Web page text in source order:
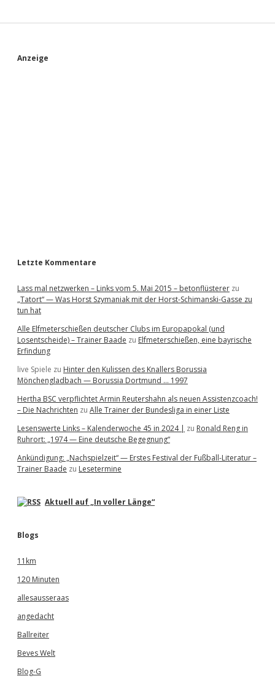
S
Anzeige
Letzte Kommentare
Lass mal netzwerken – Links vom 5. Mai 2015 – betonflüsterer zu
„Tatort“ — Was Horst Szymaniak mit der Horst-Schimanski-Gasse zu
tun hat
Alle Elfmeterschießen deutscher Clubs im Europapokal (und
Losentscheide) – Trainer Baade zu Elfmeterschießen, eine bayrische
Erfindung
live Spiele zu Hinter den Kulissen des Knallers Borussia
Mönchengladbach — Borussia Dortmund … 1997
Hertha BSC verpflichtet Armin Reutershahn als neuen Assistenzcoach!
– Die Nachrichten zu Alle Trainer der Bundesliga in einer Liste
Lesenswerte Links – Kalenderwoche 45 in 2024 | zu Ronald Reng in
Ruhrort: „1974 — Eine deutsche Begegnung“
Ankündigung: „Nachspielzeit“ — Erstes Festival der Fußball-Literatur –
Trainer Baade zu Lesetermine
Aktuell auf „In voller Länge“
Blogs
11km
120 Minuten
allesausseraas
angedacht
Ballreiter
Beves Welt
Blog-G